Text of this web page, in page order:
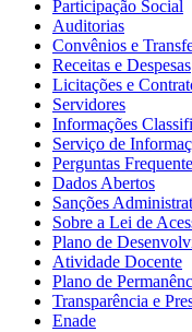
Participação Social
Auditorias
Convênios e
Receitas e Despesas
Licitações e
Servidores
Informações
Serviço de
Perguntas
Dados Abertos
Sanções
Sobre a Lei de
Plano de
Atividade Docente
Plano de
Transparência e
Enade